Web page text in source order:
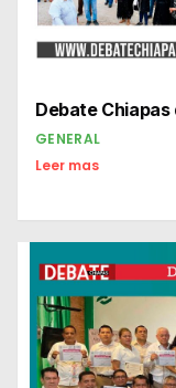
Debate
GENERAL
Leer mas